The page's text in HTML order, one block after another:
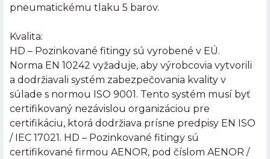
pneumatickému tlaku 5 barov.
Kvalita:
HD – Pozinkované fitingy sú vyrobené v EÚ.
Norma EN 10242 vyžaduje, aby výrobcovia vytvorili
a dodržiavali systém zabezpečovania kvality v
súlade s normou ISO 9001. Tento systém musí byť
certifikovaný nezávislou organizáciou pre
certifikáciu, ktorá dodržiava prísne predpisy EN ISO
/ IEC 17021. HD – Pozinkované fitingy sú
certifikované firmou AENOR, pod číslom AENOR /